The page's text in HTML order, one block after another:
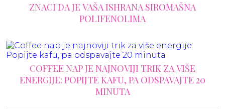
ZNACI DA JE VAŠA ISHRANA SIROMAŠNA
POLIFENOLIMA
COFFEE NAP JE NAJNOVIJI TRIK ZA VIŠE
ENERGIJE: POPIJTE KAFU, PA ODSPAVAJTE 20
MINUTA